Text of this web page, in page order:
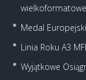
wielkoformatowe
Medal
Linia Roku A3
Wyjątkowe